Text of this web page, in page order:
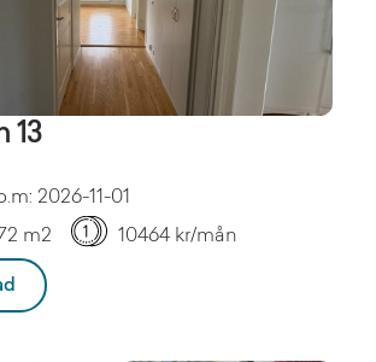
13
2026-11-01
m2 10464 kr/mån